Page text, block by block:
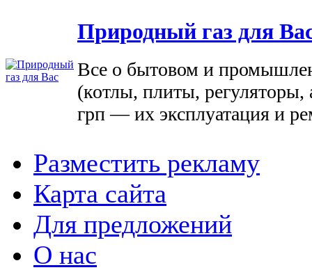
Природный газ для
Все о бытовом и
(котлы, плиты, регуляторы,
грп — их эксплуатация и
Разместить рекламу
Карта сайта
Для предложений
О нас